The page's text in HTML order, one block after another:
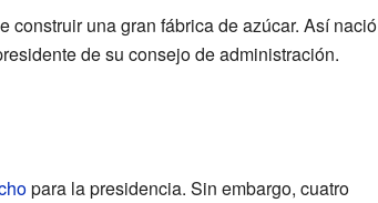
construir una gran fábrica de azúcar. Así nació
de su consejo de administración.
para la presidencia. Sin embargo, cuatro